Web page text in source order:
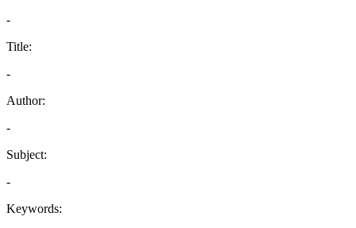
-
Title:
-
Author:
-
Subject:
-
Keywords: